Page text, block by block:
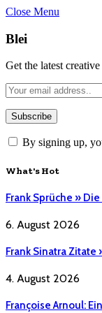
Close Menu
Blei
Get the latest
By signing up,
What's Hot
Frank Sprüche »
6. August 2026
Frank Sinatra
4. August 2026
Françoise Arnoul: